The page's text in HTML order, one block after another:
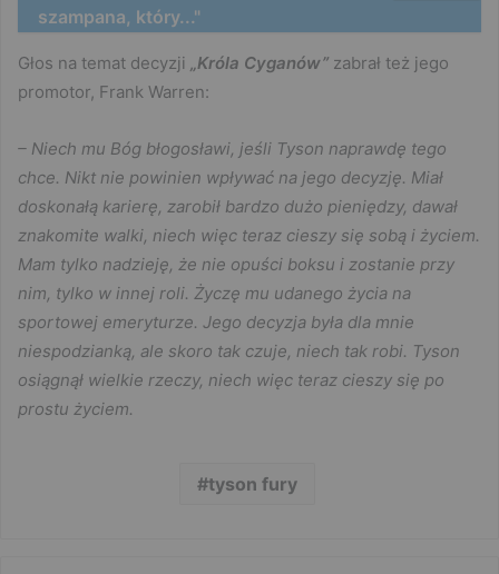
szampana, który..."
Głos na temat decyzji „Króla Cyganów” zabrał też jego
promotor, Frank Warren:
– Niech mu Bóg błogosławi, jeśli Tyson naprawdę tego
chce. Nikt nie powinien wpływać na jego decyzję. Miał
doskonałą karierę, zarobił bardzo dużo pieniędzy, dawał
znakomite walki, niech więc teraz cieszy się sobą i życiem.
Mam tylko nadzieję, że nie opuści boksu i zostanie przy
nim, tylko w innej roli. Życzę mu udanego życia na
sportowej emeryturze. Jego decyzja była dla mnie
niespodzianką, ale skoro tak czuje, niech tak robi. Tyson
osiągnął wielkie rzeczy, niech więc teraz cieszy się po
prostu życiem.
tyson fury